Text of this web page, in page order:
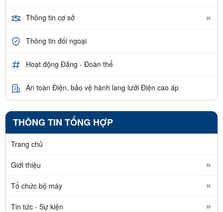
Thông tin cơ sở
Thông tin đối ngoại
Hoạt động Đảng - Đoàn thể
An toàn Điện, bảo vệ hành lang lưới Điện cao áp
THÔNG TIN TỔNG HỢP
Trang chủ
Giới thiệu
Tổ chức bộ máy
Tin tức - Sự kiện